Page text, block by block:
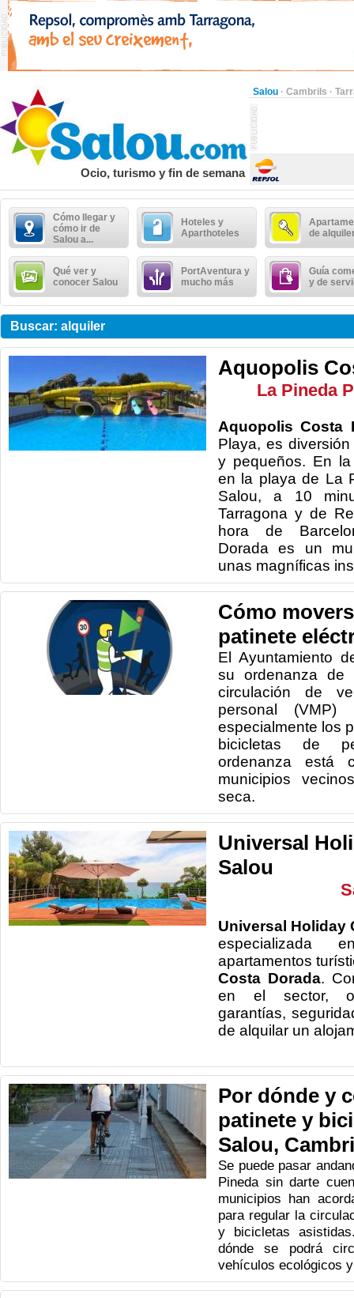
Salou · Cambrils ·
Ocio, turismo y fin de semana
Cómo llegar y
cómo ir de
Salou a...
Hoteles y
Aparthoteles
de
Qué ver y
conocer Salou
PortAventura y
mucho más
Guía
y de
Buscar: alquiler
Aquopolis
La Pineda
Aquopolis Costa
Playa, es
y pequeños. En
en la playa de La
Salou, a 10
Tarragona y de
hora de
Dorada es un
unas magníficas
Cómo
patinete
El Ayuntamiento
su ordenanza de
circulación de
personal
especialmente los
bicicletas de
ordenanza está
municipios
seca.
Universal
Salou
Universal Holiday
apartamentos
Costa Dorada.
en el sector,
garantías,
de alquilar un
Por dónde y
patinete y
Salou,
Se puede pasar
Pineda sin darte
municipios han
para regular la
y bicicletas
dónde se podrá
vehículos ecológicos